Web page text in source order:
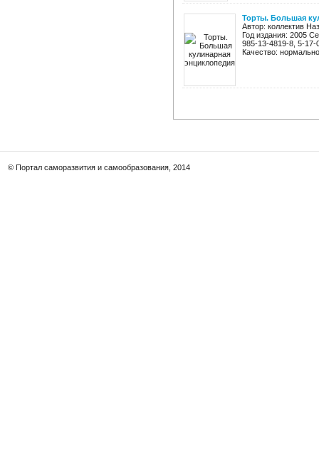
Торты. Большая
Автор: коллектив
Год издания: 2005
985-13-4819-8, 5-
Качество:
© Портал саморазвития и самообразования, 2014